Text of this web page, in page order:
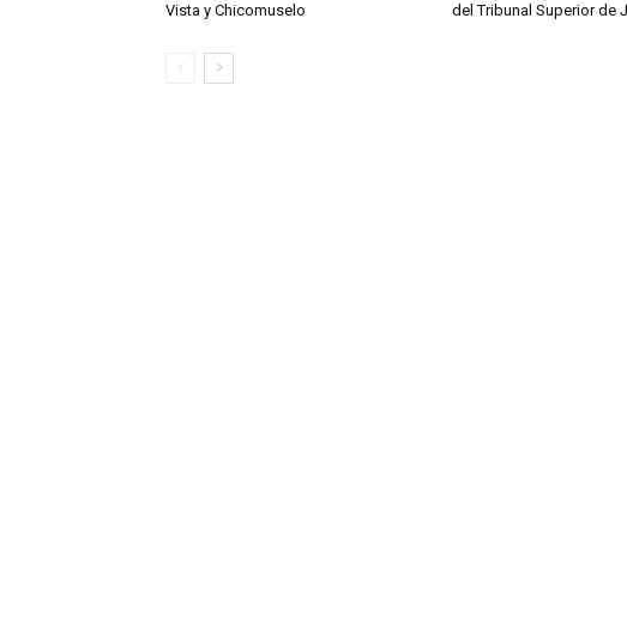
Vista y Chicomuselo
del Tribunal Superior de